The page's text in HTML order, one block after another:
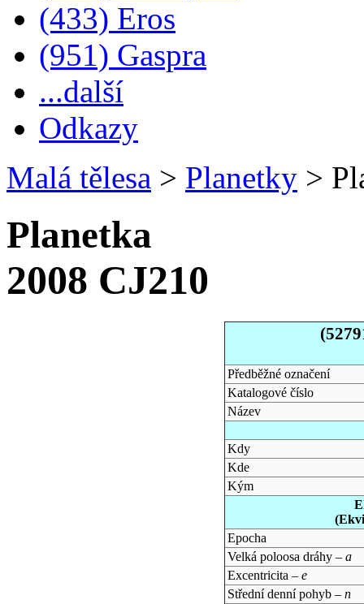
(433) Eros
(951) Gaspra
...další
Odkazy
Malá tělesa > Planetky >
Planetka
2008 CJ210
Předběžné označení
Katalogové číslo
Název
Kdy
Kde
Kým
Epocha
Velká poloosa dráhy – a
Excentricita – e
Střední denní pohyb – n